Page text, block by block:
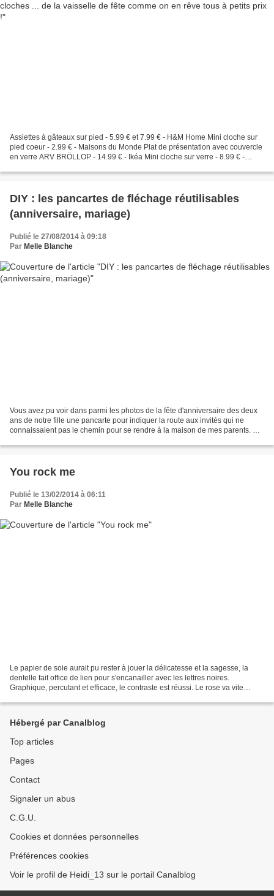
Assiettes à gâteaux sur pied - 5.99 € et 7.99 € - H&M Home Mini cloche sur
pied coeur - 2.99 € - Maisons du Monde Plat de présentation avec couvercle
en verre ARV BRÖLLOP - 14.99 € - Ikéa Mini cloche sur verre - 8.99 € -
DIY : les pancartes de fléchage réutilisables
(anniversaire, mariage)
Publié le 27/08/2014 à 09:18
Par Melle Blanche
Vous avez pu voir dans parmi les photos de la fête d'anniversaire des deux
ans de notre fille une pancarte pour indiquer la route aux invités qui ne
connaissaient pas le chemin pour se rendre à la maison de mes parents. Sur
You rock me
Publié le 13/02/2014 à 06:11
Par Melle Blanche
Le papier de soie aurait pu rester à jouer la délicatesse et la sagesse, la
dentelle fait office de lien pour s'encanailler avec les lettres noires.
Graphique, percutant et efficace, le contraste est réussi. Le rose va vite
Hébergé par Canalblog
Top articles
Pages
Contact
Signaler un abus
C.G.U.
Cookies et données personnelles
Préférences cookies
Voir le profil de Heidi_13 sur le portail Canalblog